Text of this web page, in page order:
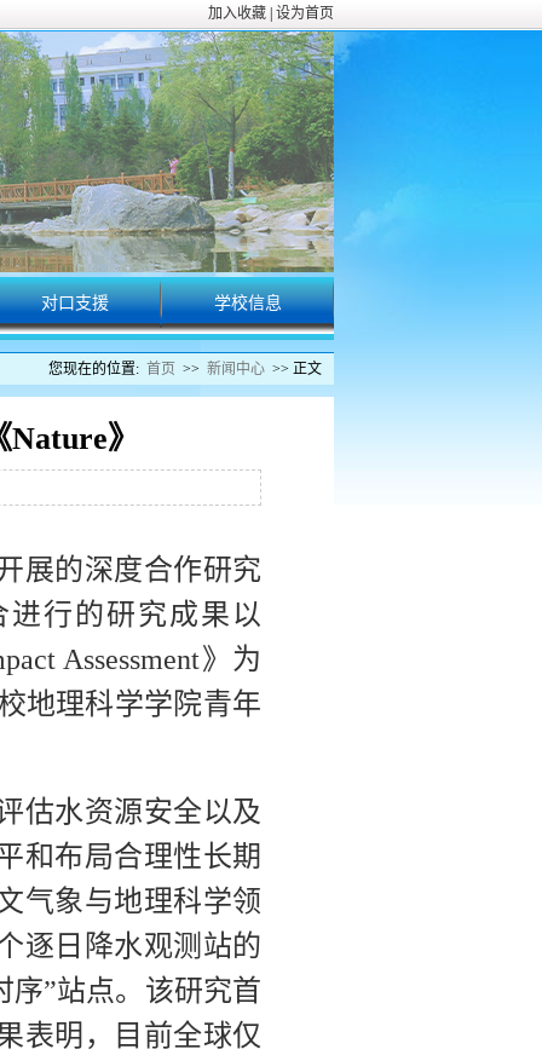
加入收藏 设为首页
对口支援 学校信息
您现在的位置: 首页 >> 新闻中心 >> 正文
》
展的深度合作研究
行的研究成果以
Assessment》为
地理科学学院青年
估水资源安全以及
和布局合理性长期
气象与地理科学领
逐日降水观测站的
序”站点。该研究首
表明，目前全球仅